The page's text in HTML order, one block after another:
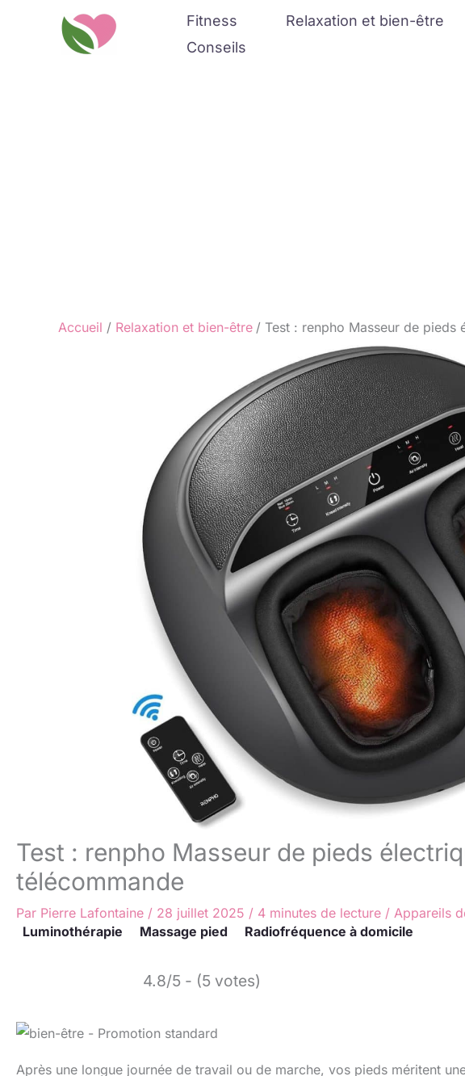
Fitness Relaxation et bien-être
Conseils
Accueil Relaxation et bien-être Test : renpho Masseur de pieds
Test : renpho Masseur de pieds
télécommande
Par Pierre Lafontaine / 28 juillet 2025 / 4 minutes de lecture / Appareils
Luminothérapie
Massage pied Radiofréquence à domicile
4.8/5 - (5 votes)
Après une longue journée de travail ou de marche, vos pieds méritent